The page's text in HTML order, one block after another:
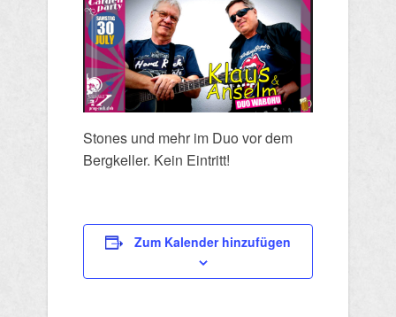
Stones und mehr im Duo vor dem
Bergkeller. Kein Eintritt!
Zum Kalender hinzufügen